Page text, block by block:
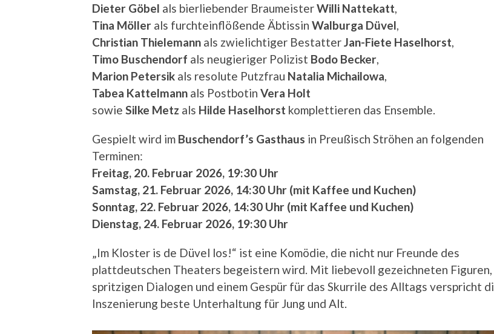
Dieter Göbel als bierliebender BraumeisterWilli Nattekatt,
Tina Möller als furchteinflößende Äbtissin Walburga Düvel,
Christian Thielemann als zwielichtiger BestatterJan-Fiete Haselhorst,
Timo Buschendorf als neugieriger Polizist Bodo Becker,
Marion Petersik als resolute Putzfrau Natalia Michailowa,
Tabea Kattelmann als Postbotin Vera Holt
sowie Silke Metz als Hilde Haselhorst komplettieren das Ensemble.
Gespielt wird im Buschendorf’s Gasthaus in Preußisch Ströhen an folgenden
Terminen:
Freitag, 20. Februar 2026, 19:30 Uhr
Samstag, 21. Februar 2026, 14:30 Uhr (mit Kaffee und Kuchen)
Sonntag, 22. Februar 2026, 14:30 Uhr (mit Kaffee und Kuchen)
Dienstag, 24. Februar 2026, 19:30 Uhr
„Im Kloster is de Düvel los!“ ist eine Komödie, die nicht nur Freunde des
plattdeutschen Theaters begeistern wird. Mit liebevoll gezeichneten Figuren,
spritzigen Dialogen und einem Gespür für das Skurrile des Alltags verspricht
Inszenierung beste Unterhaltung für Jung und Alt.